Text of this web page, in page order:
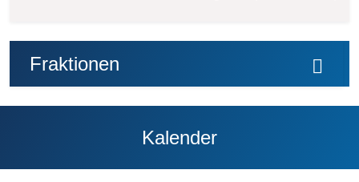
Fraktionen
Kalender